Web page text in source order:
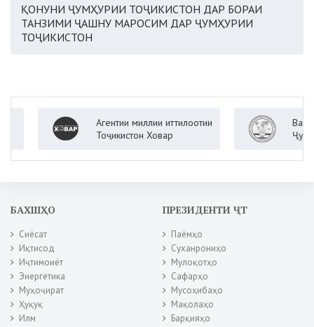
ҚОНУНИ ҶУМҲУРИИ ТОҶИКИСТОН ДАР БОРАИ
ТАНЗИМИ ҶАШНУ МАРОСИМ ДАР ҶУМҲУРИИ
ТОҶИКИСТОН
Агентии миллии иттилоотии
Тоҷикистон Ховар
Вазорати
Ҷумҳурии
БАХШҲО
Сиёсат
Иқтисод
Иҷтимоиёт
Энергетика
Муҳоҷират
Ҳуқуқ
Илм
ПРЕЗИДЕНТИ ҶТ
Паёмҳо
Суханрониҳо
Мулоқотҳо
Сафарҳо
Мусоҳибаҳо
Мақолаҳо
Барқияҳо